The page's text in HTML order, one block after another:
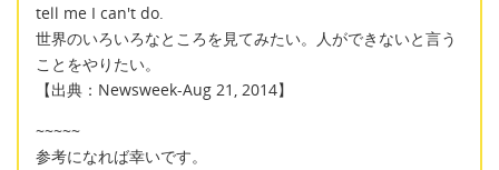
tell me I can't do.
世界のいろいろなところを見てみたい。人ができないと言う
ことをやりたい。
【出典：Newsweek-Aug 21, 2014】
~~~~~
参考になれば幸いです。